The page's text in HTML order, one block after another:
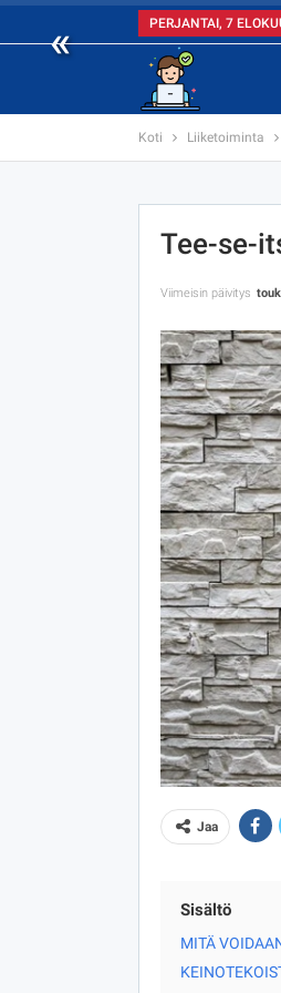
« PERJANTAI, 7
Koti Liiketoiminta
Tee-se-
Viimeisin päivitys
Jaa
Sisältö
MITÄ